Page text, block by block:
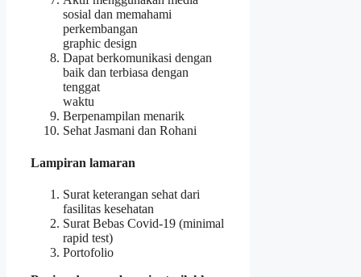
sosial dan memahami
perkembangan
graphic design
Dapat berkomunikasi dengan
baik dan terbiasa dengan
tenggat
waktu
Berpenampilan menarik
Sehat Jasmani dan Rohani
Lampiran lamaran
Surat keterangan sehat dari
fasilitas kesehatan
Surat Bebas Covid-19 (minimal
rapid test)
Portofolio